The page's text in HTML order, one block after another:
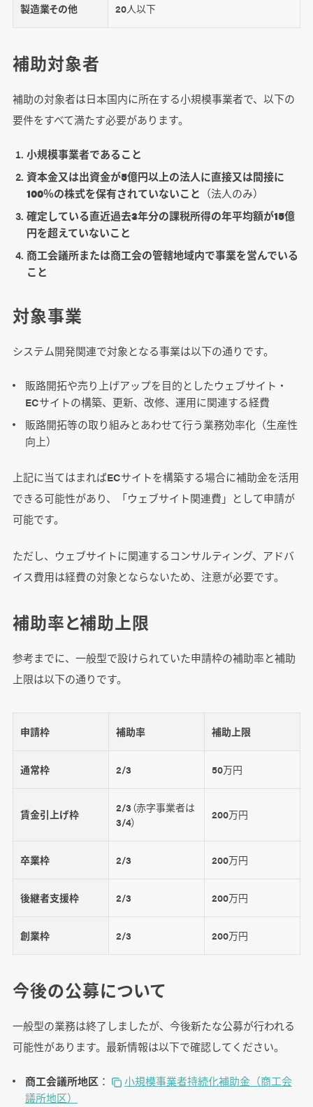
製造業その他 20人以下
補助対象者
補助の対象者は日本国内に所在する小規模事業者で、以下の
要件をすべて満たす必要があります。
小規模事業者であること
資本金又は出資金が5億円以上の法人に直接又は間接に
100％の株式を保有されていないこと （法人のみ）
確定している直近過去3年分の課税所得の年平均額が15億
円を超えていないこと
商工会議所または商工会の管轄地域内で事業を営んでいる
こと
対象事業
システム開発関連で対象となる事業は以下の通りです。
販路開拓や売り上げアップを目的としたウェブサイト・
ECサイトの構築、更新、改修、運用に関連する経費
販路開拓等の取り組みとあわせて行う業務効率化（生産性
向上）
上記に当てはまればECサイトを構築する場合に補助金を活用
できる可能性があり、「ウェブサイト関連費」として申請が
可能です。
ただし、ウェブサイトに関連するコンサルティング、アドバ
イス費用は経費の対象とならないため、注意が必要です。
補助率と補助上限
参考までに、一般型で設けられていた申請枠の補助率と補助
上限は以下の通りです。
申請枠 補助率 補助上限
通常枠 2/3 50万円
賃金引上げ枠
2/3（赤字事業者は
3/4）
200万円
卒業枠 2/3 200万円
後継者支援枠 2/3 200万円
創業枠 2/3 200万円
今後の公募について
一般型の業務は終了しましたが、今後新たな公募が行われる
可能性があります。最新情報は以下で確認してください。
商工会議所地区 ：
小規模事業者持続化補助金（商工会
議所地区）